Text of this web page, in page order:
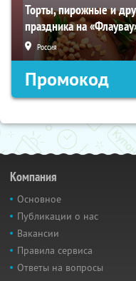
Торты, пирожные и
праздника на
Россия
Промокод
Компания
Основное
Публикации о нас
Вакансии
Правила сервиса
Ответы на вопросы